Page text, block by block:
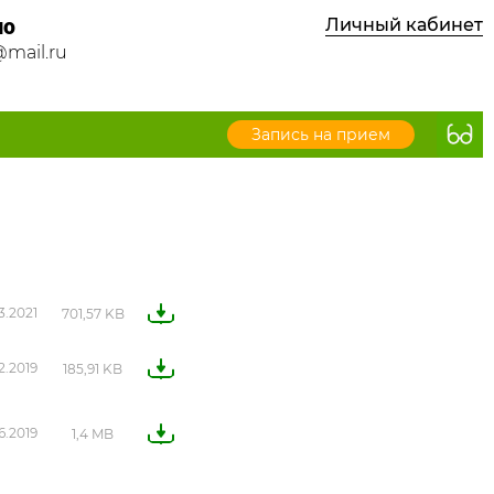
Личный кабинет
Запись на прием
701,57 KB
185,91 KB
1,4 MB